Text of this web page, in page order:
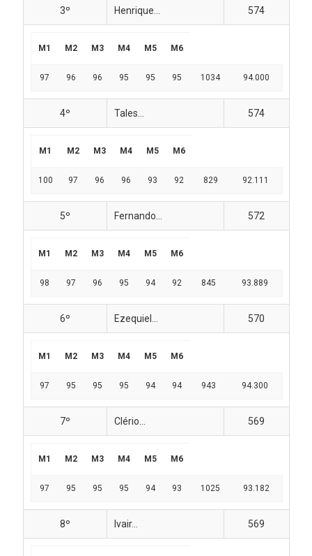
3º Henrique... 574
M1 M2 M3 M4 M5 M6
97 96 96 95 95 95 1034 94.000
4º Tales... 574
M1 M2 M3 M4 M5 M6
100 97 96 96 93 92 829 92.111
5º Fernando... 572
M1 M2 M3 M4 M5 M6
98 97 96 95 94 92 845 93.889
6º Ezequiel... 570
M1 M2 M3 M4 M5 M6
97 95 95 95 94 94 943 94.300
7º Clério... 569
M1 M2 M3 M4 M5 M6
97 95 95 95 94 93 1025 93.182
8º Ivair... 569